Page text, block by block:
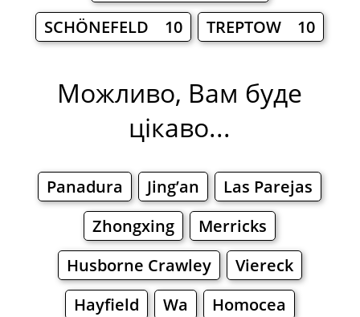
SCHÖNEFELD 10
TREPTOW 10
Можливо, Вам буде
цікаво...
Panadura Jing’an
Las Parejas
Zhongxing
Merricks
Husborne Crawley
Viereck
Hayfield
Wa
Homocea